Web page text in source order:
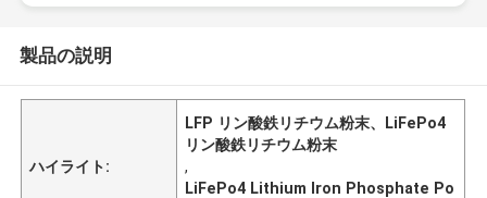
製品の説明
ハイライト:
LFP リン酸鉄リチウム粉末、LiFePo4
リン酸鉄リチウム粉末
,
LiFePo4 Lithium Iron Phosphate Po